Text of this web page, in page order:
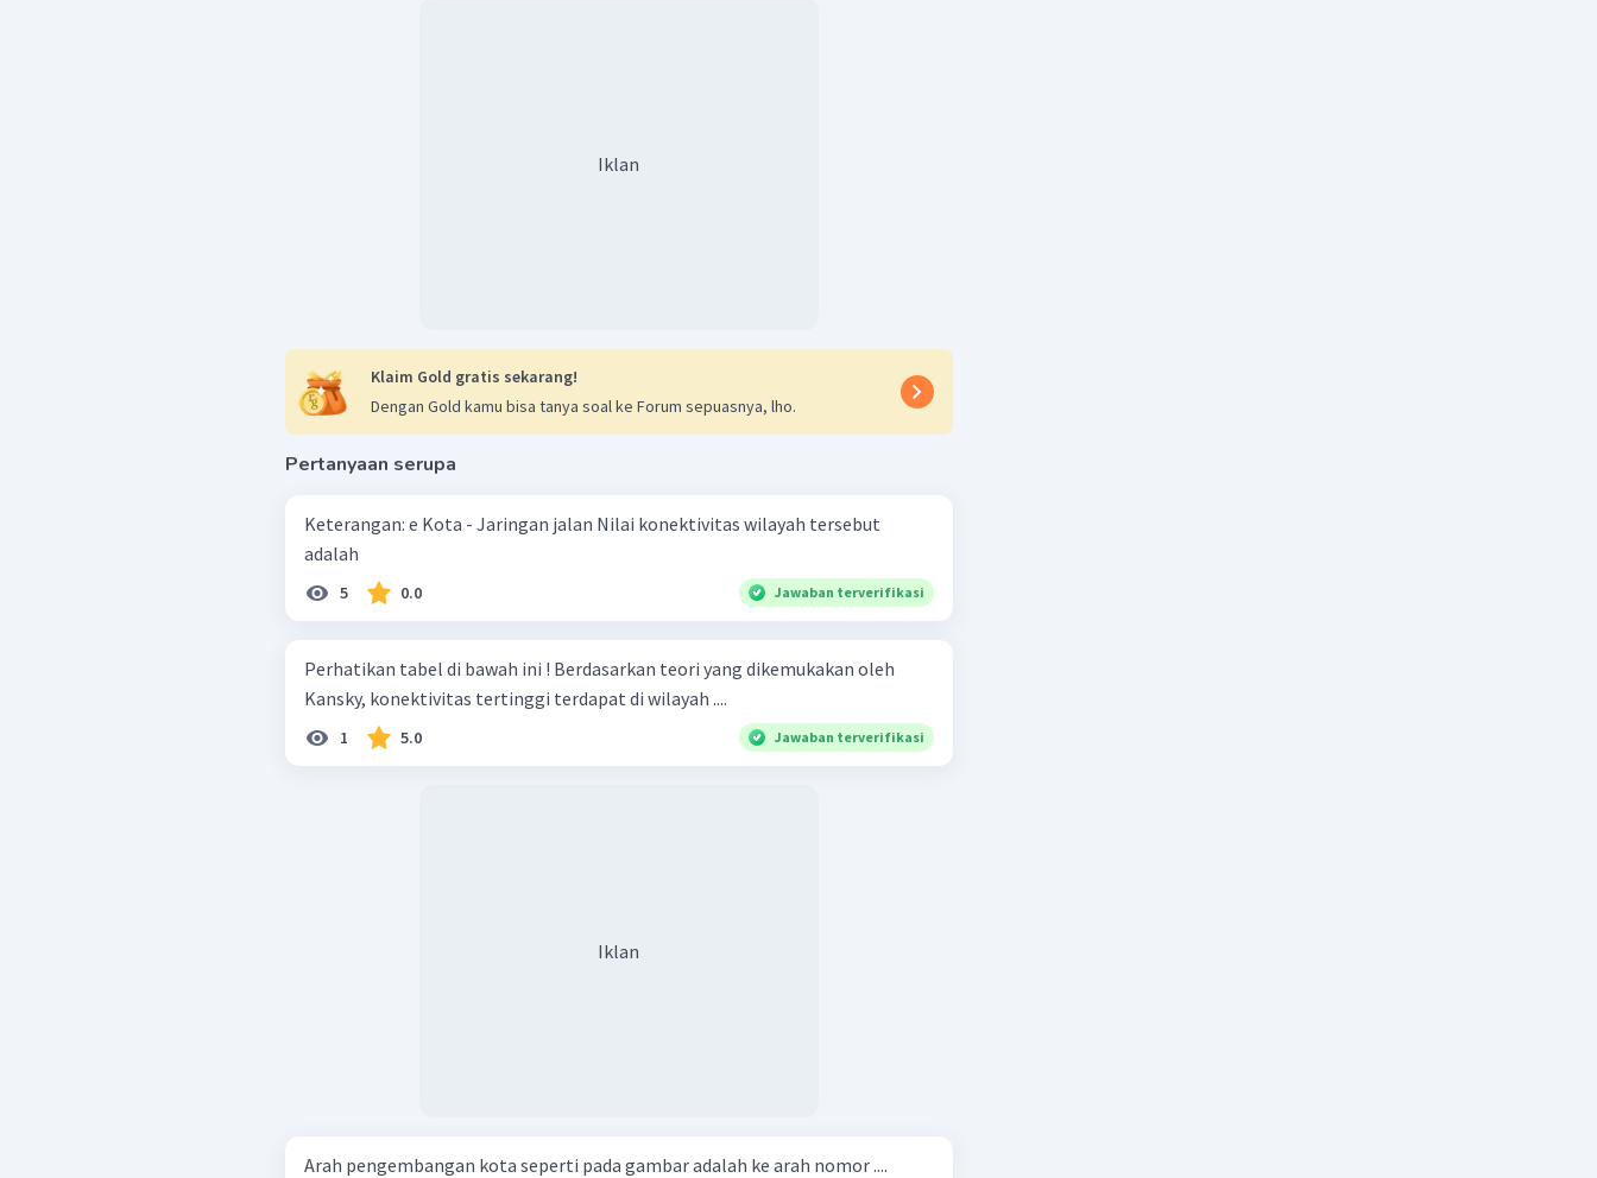
Iklan
Klaim Gold gratis sekarang!
Dengan Gold kamu bisa tanya soal ke Forum sepuasnya, lho.
Pertanyaan serupa
Keterangan: e Kota - Jaringan jalan Nilai konektivitas wilayah tersebut
adalah
5 0.0 Jawaban terverifikasi
Perhatikan tabel di bawah ini ! Berdasarkan teori yang dikemukakan oleh
Kansky, konektivitas tertinggi terdapat di wilayah ....
1 5.0 Jawaban terverifikasi
Iklan
Arah pengembangan kota seperti pada gambar adalah ke arah nomor ....